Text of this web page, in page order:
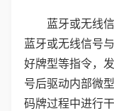
蓝牙或无线
蓝牙或无线信号
好牌型等指令，
号后驱动内部微
码牌过程中进行